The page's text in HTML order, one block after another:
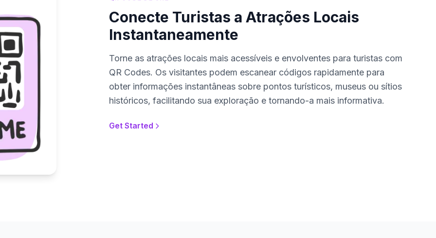
Conecte Turistas a Atrações Locais
Instantaneamente
Torne as atrações locais mais acessíveis e envolventes para turistas com
QR Codes. Os visitantes podem escanear códigos rapidamente para
obter informações instantâneas sobre pontos turísticos, museus ou sítios
históricos, facilitando sua exploração e tornando-a mais informativa.
Get Started